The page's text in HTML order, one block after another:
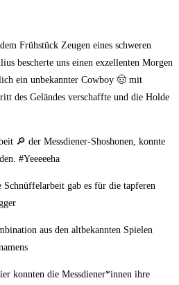
Frühstück Zeugen eines schweren
bescherte uns einen exzellenten Morgen
ein unbekannter Cowboy 🤠 mit
des Geländes verschaffte und die Holde
🔎 der Messdiener-Shoshonen, konnte
#Yeeeeeha
gab es für die tapferen
aus den altbekannten Spielen
konnten die Messdiener*innen ihre